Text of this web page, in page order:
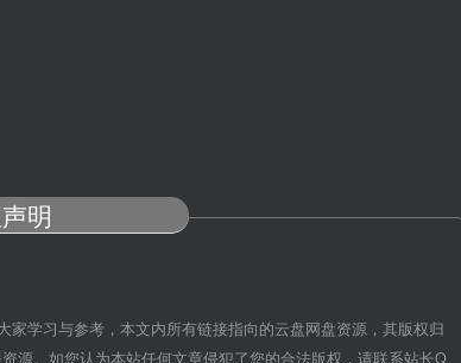
明
家学习与参考，本文内所有链接指向的云盘网盘资源，其版权归
源。如您认为本站任何文章侵犯了您的合法版权，请联系站长Q